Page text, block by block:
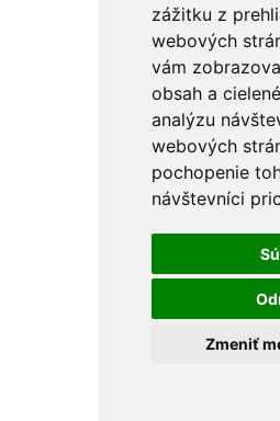
zážitku z
webových
vám
obsah a
analýzu
webových
pochopenie
návštevníci
Zmeniť